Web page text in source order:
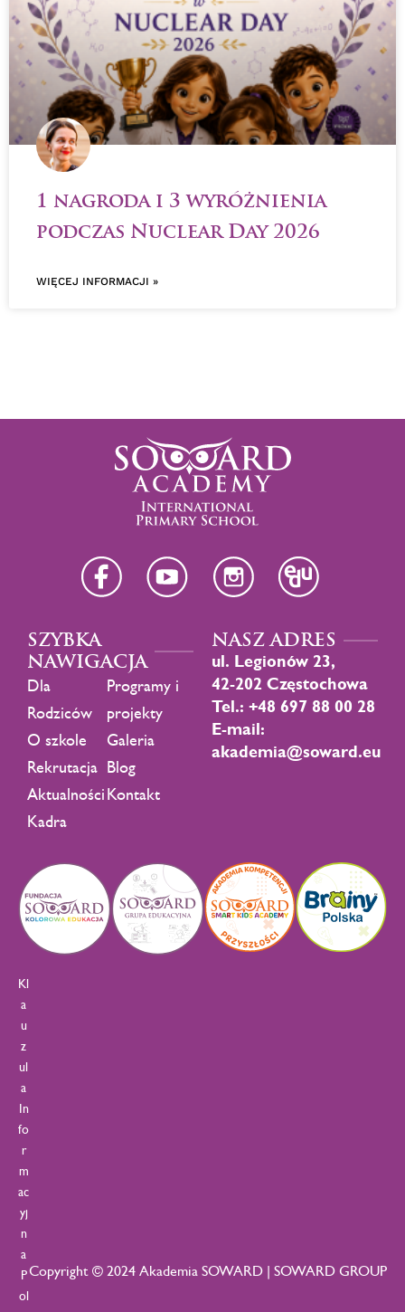
1 nagroda i 3 wyróżnienia
podczas Nuclear Day 2026
WIĘCEJ INFORMACJI »
SZYBKA
NAWIGACJA
Dla
Rodziców
O szkole
Rekrutacja
Aktualności
Kadra
Programy i
projekty
Galeria
Blog
Kontakt
NASZ ADRES
ul. Legionów 23,
42-202 Częstochowa
Tel.: +48 697 88 00 28
E-mail:
akademia@soward.eu
Copyright © 2024 Akademia SOWARD | SOWARD GROUP
Kl
a
u
z
ul
a
In
fo
r
m
ac
yj
n
a
P
ol